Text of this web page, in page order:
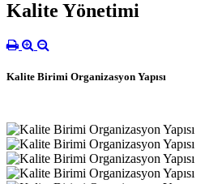
Kalite Yönetimi
Kalite Birimi Organizasyon Yapısı